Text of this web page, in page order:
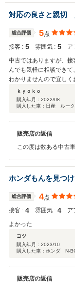
す！今後ともメンテ
いつでもお気軽にご
対応の良さと親切
総合評価 5点
接客 : 5 雰囲気 : 5 ア
中古ではありますが、
んでも気軽に相談でき
わかりませんので宜しく
ｋｙｏｋｏ
購入年月： 2022/08
購入した車：日産 ルー
販売店の返信
この度は数ある中古
みになります(*^^*)い
す。今後ともメンテ
ら、お気軽にご来店
ホンダもんを見つ
総合評価 4点
接客 : 4 雰囲気 : 4 ア
よかった
ヨツ
購入年月： 2023/10
購入した車：ホンダ N-
販売店の返信